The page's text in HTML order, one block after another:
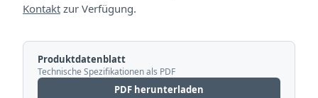
Kontakt zur Verfügung.
Produktdatenblatt
Technische Spezifikationen als PDF
PDF herunterladen